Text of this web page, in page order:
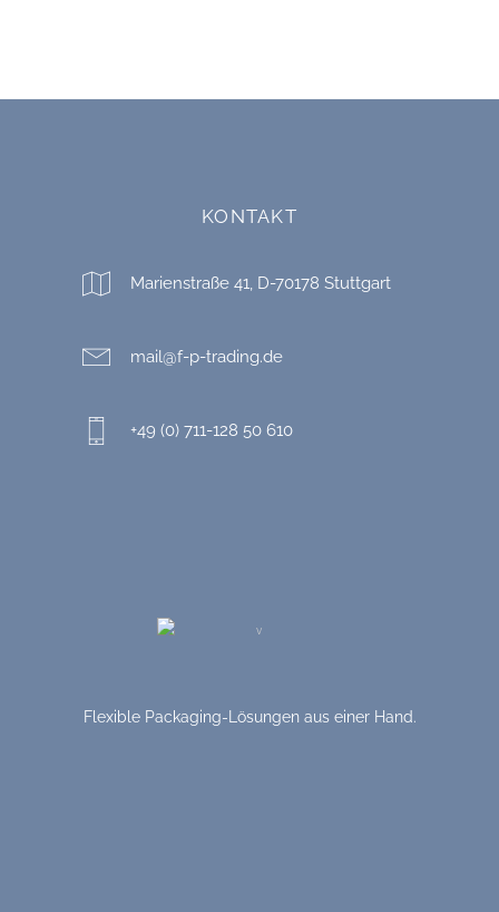
KONTAKT
Marienstraße 41, D-70178 Stuttgart
mail@f-p-trading.de
+49 (0) 711-128 50 610
Flexible Packaging-Lösungen aus einer Hand.